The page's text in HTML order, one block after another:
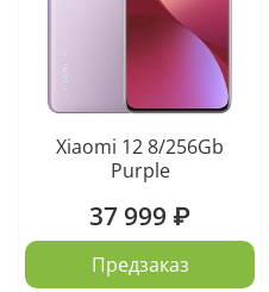
Xiaomi 12 8/256Gb
Purple
37 999 ₽
Предзаказ